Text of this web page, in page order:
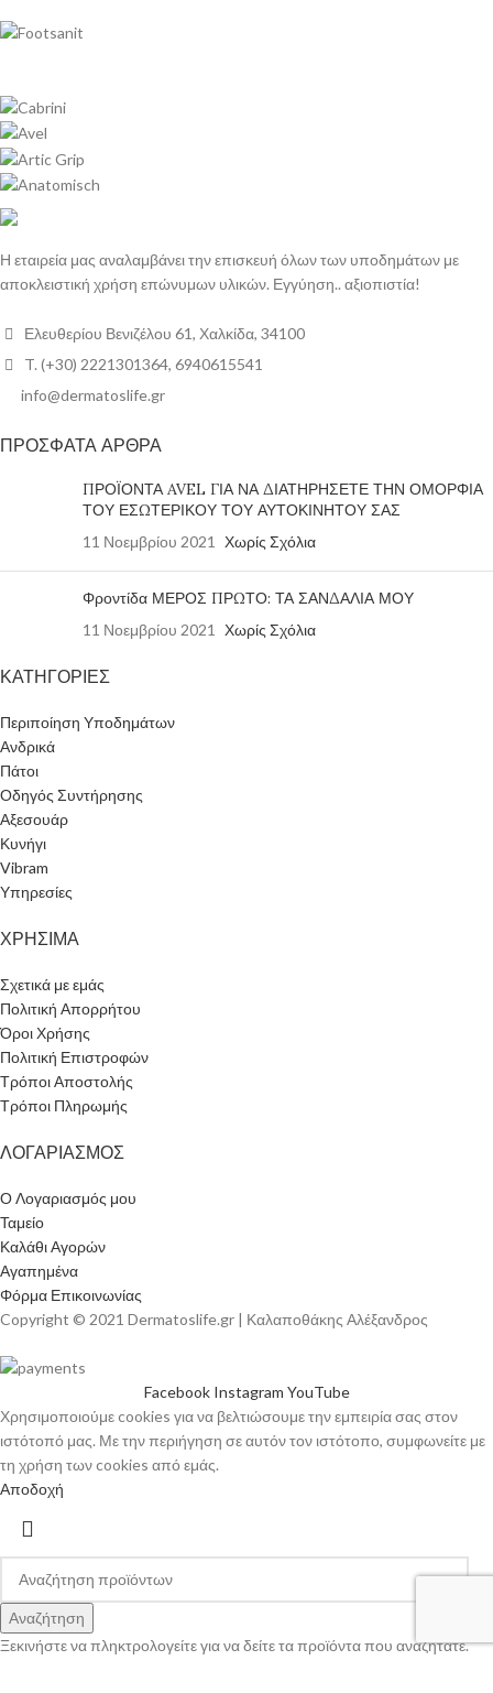
Η εταιρεία μας αναλαμβάνει την επισκευή όλων των υποδημάτων με
αποκλειστική χρήση επώνυμων υλικών. Εγγύηση.. αξιοπιστία!
Ελευθερίου Βενιζέλου 61, Χαλκίδα, 34100
T. (+30) 2221301364, 6940615541
info@dermatoslife.gr
ΠΡΟΣΦΑΤΑ ΑΡΘΡΑ
ΠΡΟΪΟΝΤΑ AVEL ΓΙΑ ΝΑ ΔΙΑΤΗΡΗΣΕΤΕ ΤΗΝ ΟΜΟΡΦΙΑ
ΤΟΥ ΕΣΩΤΕΡΙΚΟΥ ΤΟΥ ΑΥΤΟΚΙΝΗΤΟΥ ΣΑΣ
11 Νοεμβρίου 2021 Χωρίς Σχόλια
Φροντίδα ΜΕΡΟΣ ΠΡΩΤΟ: ΤΑ ΣΑΝΔΑΛΙΑ ΜΟΥ
11 Νοεμβρίου 2021 Χωρίς Σχόλια
ΚΑΤΗΓΟΡΙΕΣ
Περιποίηση Υποδημάτων
Ανδρικά
Πάτοι
Οδηγός Συντήρησης
Αξεσουάρ
Κυνήγι
Vibram
Υπηρεσίες
ΧΡΗΣΙΜΑ
Σχετικά με εμάς
Πολιτική Απορρήτου
Όροι Χρήσης
Πολιτική Επιστροφών
Τρόποι Αποστολής
Τρόποι Πληρωμής
ΛΟΓΑΡΙΑΣΜΟΣ
Ο Λογαριασμός μου
Ταμείο
Καλάθι Αγορών
Αγαπημένα
Φόρμα Επικοινωνίας
Copyright © 2021 Dermatoslife.gr | Καλαποθάκης Αλέξανδρος
Facebook Instagram YouTube
Χρησιμοποιούμε cookies για να βελτιώσουμε την εμπειρία σας στον
ιστότοπό μας. Με την περιήγηση σε αυτόν τον ιστότοπο, συμφωνείτε με
τη χρήση των cookies από εμάς.
Αποδοχή
Αναζήτηση
Ξεκινήστε να πληκτρολογείτε για να δείτε τα προϊόντα που αναζητάτε.